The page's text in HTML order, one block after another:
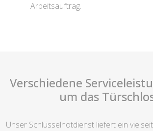
Arbeitsauftrag.
Verschiedene
um das
Unser Schlüsselnotdienst liefert ein